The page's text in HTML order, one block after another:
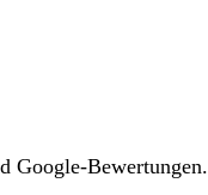
Google-Bewertungen.